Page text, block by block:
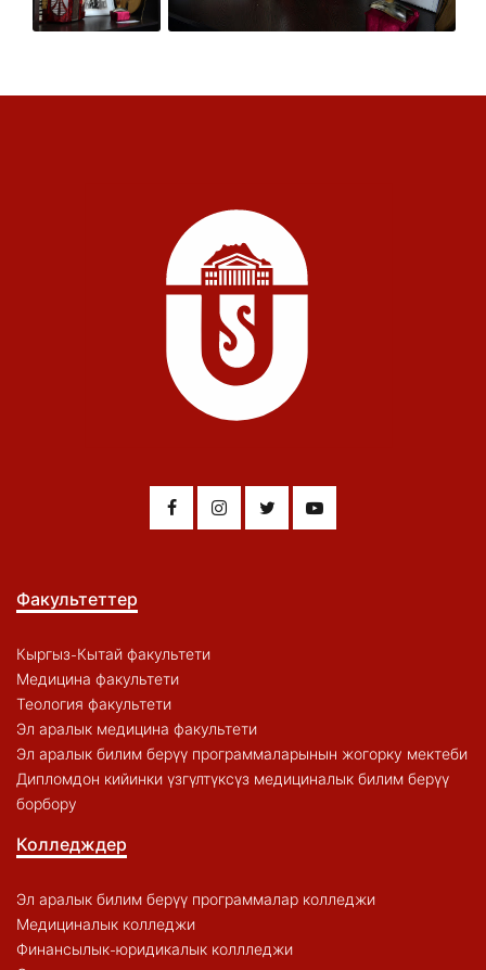
Факультеттер
Кыргыз-Кытай факультети
Медицина факультети
Теология факультети
Эл аралык медицина факультети
Эл аралык билим берүү программаларынын жогорку мектеби
Дипломдон кийинки үзгүлтүксүз медициналык билим берүү
борбору
Колледждер
Эл аралык билим берүү программалар колледжи
Медициналык колледжи
Финансылык-юридикалык коллледжи